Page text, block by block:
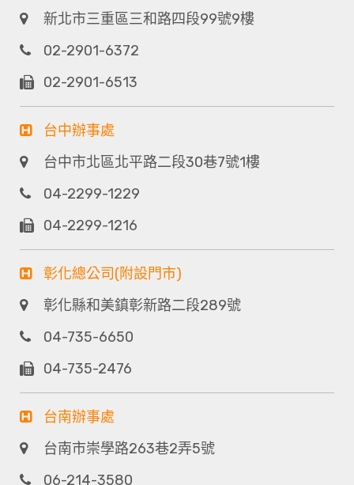
新北市三重區三和路四段99號9樓
02-2901-6372
02-2901-6513
台中辦事處
台中市北區北平路二段30巷7號1樓
04-2299-1229
04-2299-1216
彰化總公司(附設門市)
彰化縣和美鎮彰新路二段289號
04-735-6650
04-735-2476
台南辦事處
台南市崇學路263巷2弄5號
06-214-3580